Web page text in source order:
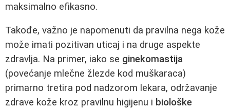
maksimalno efikasno.
Takođe, važno je napomenuti da pravilna nega kože
može imati pozitivan uticaj i na druge aspekte
zdravlja. Na primer, iako se ginekomastija
(povećanje mlеčne žlezde kod muškaraca)
primarno tretira pod nadzorom lekara, održavanje
zdrave kože kroz pravilnu higijenu i biološke